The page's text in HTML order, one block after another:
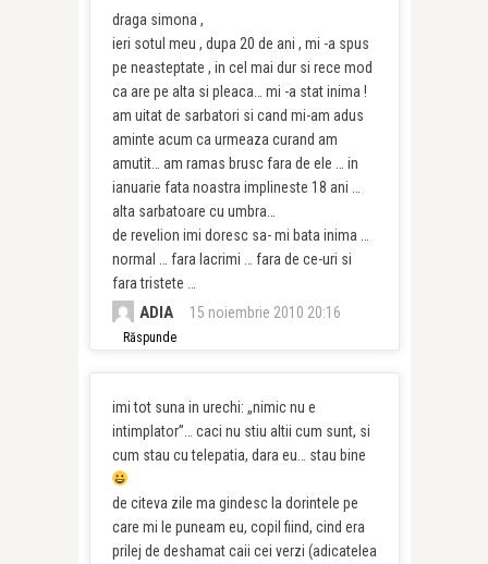
draga simona ,
ieri sotul meu , dupa 20 de ani , mi -a spus
pe neasteptate , in cel mai dur si rece mod
ca are pe alta si pleaca… mi -a stat inima !
am uitat de sarbatori si cand mi-am adus
aminte acum ca urmeaza curand am
amutit… am ramas brusc fara de ele … in
ianuarie fata noastra implineste 18 ani …
alta sarbatoare cu umbra…
de revelion imi doresc sa- mi bata inima …
normal … fara lacrimi … fara de ce-uri si
fara tristete …
ADIA 15 noiembrie 2010 20:16
Răspunde
imi tot suna in urechi: „nimic nu e
intimplator”… caci nu stiu altii cum sunt, si
cum stau cu telepatia, dara eu… stau bine
de citeva zile ma gindesc la dorintele pe
care mi le puneam eu, copil fiind, cind era
prilej de deshamat caii cei verzi (adicatelea